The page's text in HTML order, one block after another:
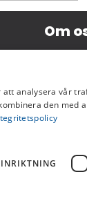
Om
analysera vår
den
INRIKTNING